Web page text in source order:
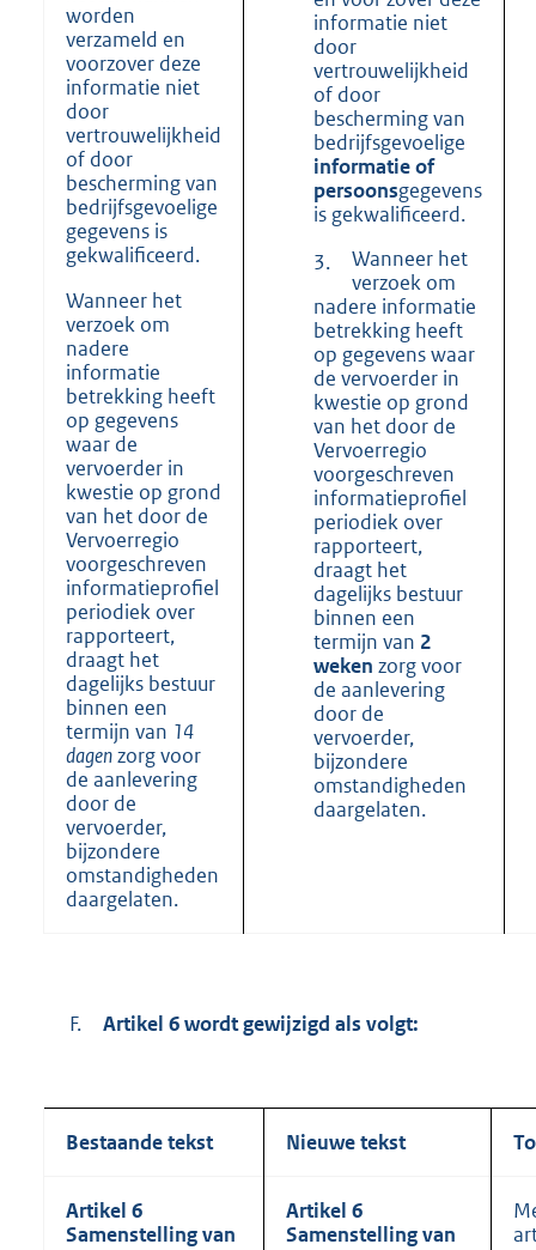
worden
verzameld en
voorzover deze
informatie niet
door
vertrouwelijkheid
of door
bescherming van
bedrijfsgevoelige
gegevens is
gekwalificeerd.
Wanneer het
verzoek om
nadere
informatie
betrekking heeft
op gegevens
waar de
vervoerder in
kwestie op grond
van het door de
Vervoerregio
voorgeschreven
informatieprofiel
periodiek over
rapporteert,
draagt het
dagelijks bestuur
binnen een
termijn van 14
dagenzorg voor
de aanlevering
door de
vervoerder,
bijzondere
omstandigheden
daargelaten.
informatie niet
door
vertrouwelijkheid
of door
bescherming van
bedrijfsgevoelige
informatie of
persoonsgegevens
is gekwalificeerd.
3.
Wanneer het
verzoek om
nadere informatie
betrekking heeft
op gegevens waar
de vervoerder in
kwestie op grond
van het door de
Vervoerregio
voorgeschreven
informatieprofiel
periodiek over
rapporteert,
draagt het
dagelijks bestuur
binnen een
termijn van 2
weken zorg voor
de aanlevering
door de
vervoerder,
bijzondere
omstandigheden
daargelaten.
F. Artikel 6 wordt gewijzigd als volgt:
Bestaande tekst Nieuwe tekst
Artikel 6
Samenstelling van
Artikel 6
Samenstelling van